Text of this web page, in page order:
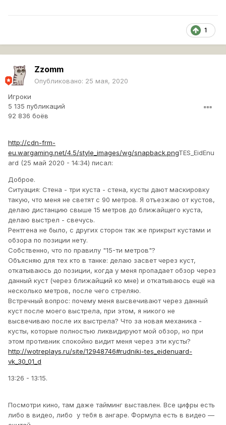
1
Zzomm
Опубликовано: 25 мая, 2020
Игроки
5 135 публикаций
92 836 боёв
http://cdn-frm-
eu.wargaming.net/4.5/style_images/wg/snapback.pngTES_EidEnu
ard (25 май 2020 - 14:34) писал:
Доброе.
Ситуация: Стена - три куста - стена, кусты дают маскировку
такую, что меня не светят с 90 метров. Я отъезжаю от кустов,
делаю дистанцию свыше 15 метров до ближайщего куста,
делаю выстрел - свечусь.
Рентгена не было, с других сторон так же прикрыт кустами и
обзора по позиции нету.
Собственно, что по правилу "15-ти метров"?
Объясняю для тех кто в танке: делаю засвет через куст,
откатываюсь до позиции, когда у меня пропадает обзор через
данный куст (через ближайщий ко мне) и откатываюсь ещё на
несколько метров, после чего стреляю.
Встречный вопрос: почему меня высвечивают через данный
куст после моего выстрела, при этом, я никого не
высвечиваю после их выстрела? Что за новая механика -
кусты, которые полностью ликвидируют мой обзор, но при
этом противник спокойно видит меня через эти кусты?
http://wotreplays.ru/site/12948746#rudniki-tes_eidenuard-
vk_30_01_d
13:26 - 13:15.
Посмотри кино, там даже тайминг выставлен. Все цифры есть
либо в видео, либо у тебя в ангаре. Формула есть в видео —